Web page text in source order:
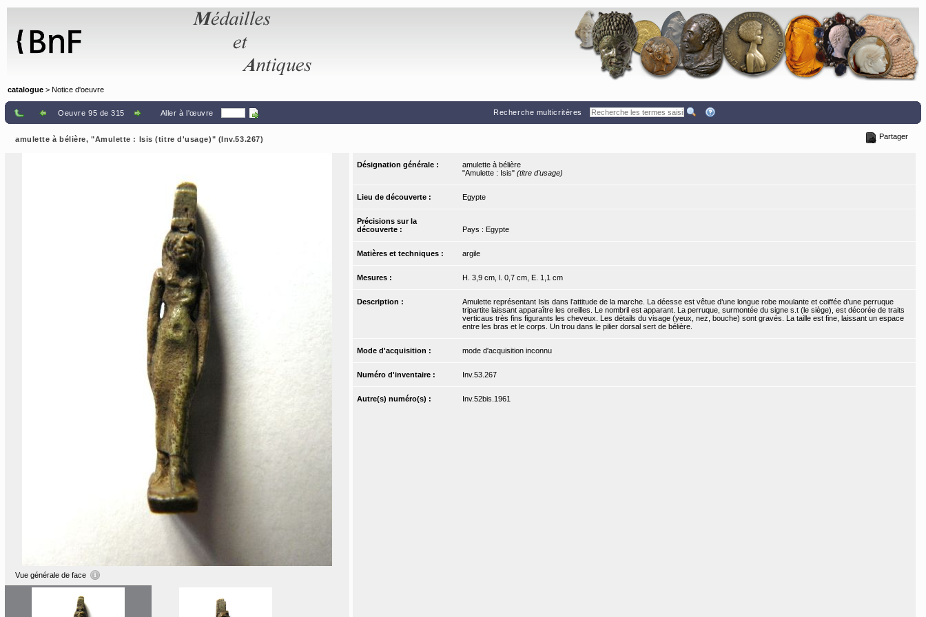
catalogue > Notice d'oeuvre
Oeuvre 95 de 315 Aller à l'œuvre Recherche multicritères
amulette à bélière, "Amulette : Isis (titre d'usage)" (Inv.53.267) Partager
Vue générale de face
Désignation générale :
amulette à bélière
"Amulette : Isis" (titre d'usage)
Lieu de découverte : Egypte
Précisions sur la
découverte :
Pays : Egypte
Matières et techniques : argile
Mesures : H. 3,9 cm, l. 0,7 cm, E. 1,1 cm
Description :
Amulette représentant Isis dans l’attitude de la marche. La déesse est vêtue d’une longue robe moulante et coiffée d’une perruque
tripartite laissant apparaître les oreilles. Le nombril est apparant. La perruque, surmontée du signe s.t (le siège), est décorée de traits
verticaus très fins figurants les cheveux. Les détails du visage (yeux, nez, bouche) sont gravés. La taille est fine, laissant un espace
entre les bras et le corps. Un trou dans le pilier dorsal sert de bélière.
Mode d'acquisition : mode d'acquisition inconnu
Numéro d'inventaire : Inv.53.267
Autre(s) numéro(s) : Inv.52bis.1961